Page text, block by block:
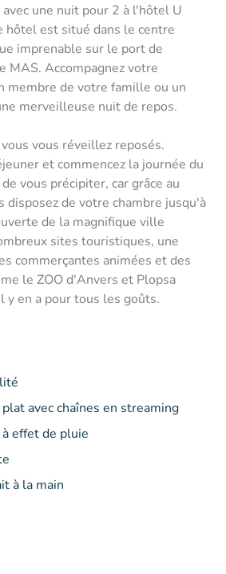
une nuit pour 2 à l'hôtel U
hôtel est situé dans le centre
imprenable sur le port de
MAS. Accompagnez votre
membre de votre famille ou un
merveilleuse nuit de repos.
vous réveillez reposés.
et commencez la journée du
vous précipiter, car grâce au
disposez de votre chambre jusqu'à
de la magnifique ville
sites touristiques, une
commerçantes animées et des
le ZOO d'Anvers et Plopsa
en a pour tous les goûts.
avec chaînes en streaming
effet de pluie
à la main